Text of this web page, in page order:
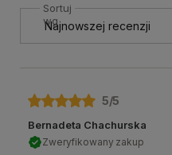
Sortuj
wg
5/5
Bernadeta Chachurska
Zweryfikowany zakup